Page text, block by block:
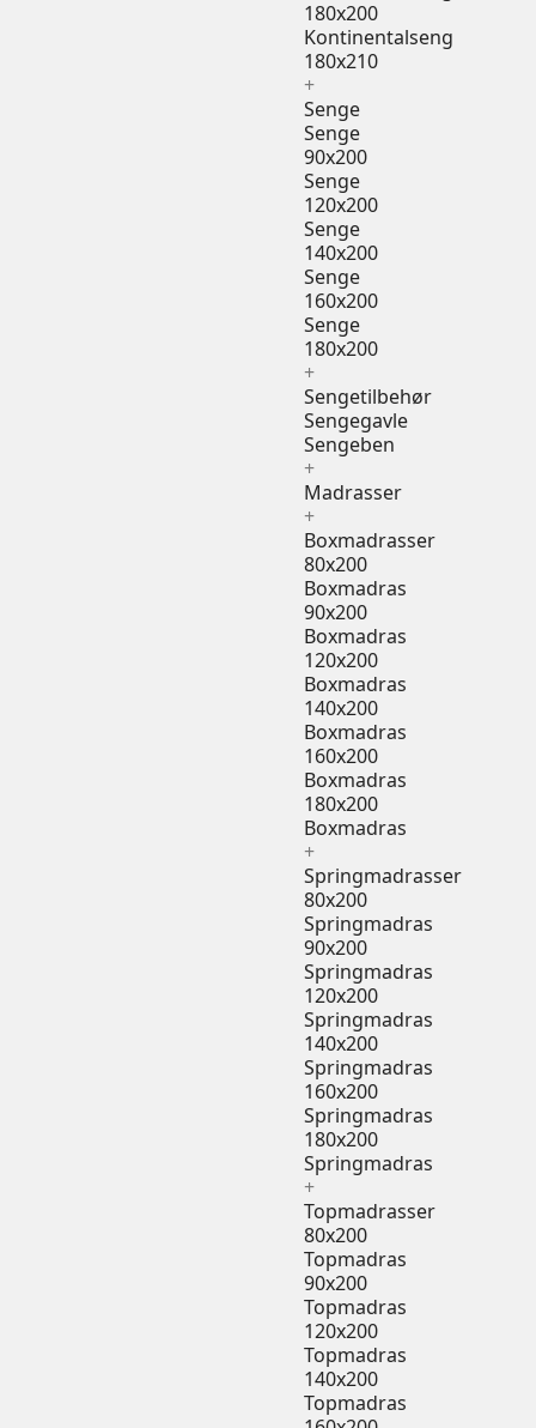
180x200
Kontinentalseng
180x210
+
Senge
Senge
90x200
Senge
120x200
Senge
140x200
Senge
160x200
Senge
180x200
+
Sengetilbehør
Sengegavle
Sengeben
+
Madrasser
+
Boxmadrasser
80x200
Boxmadras
90x200
Boxmadras
120x200
Boxmadras
140x200
Boxmadras
160x200
Boxmadras
180x200
Boxmadras
+
Springmadrasser
80x200
Springmadras
90x200
Springmadras
120x200
Springmadras
140x200
Springmadras
160x200
Springmadras
180x200
Springmadras
+
Topmadrasser
80x200
Topmadras
90x200
Topmadras
120x200
Topmadras
140x200
Topmadras